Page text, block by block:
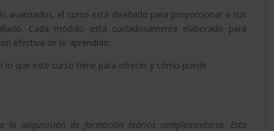
avanzados, el curso está diseñado para proporcionar a sus
Cada módulo está cuidadosamente elaborado para
efectiva de lo aprendido.
lo que este curso tiene para ofrecer y cómo puede
la adquisición de formación teórica complementaria. Esta